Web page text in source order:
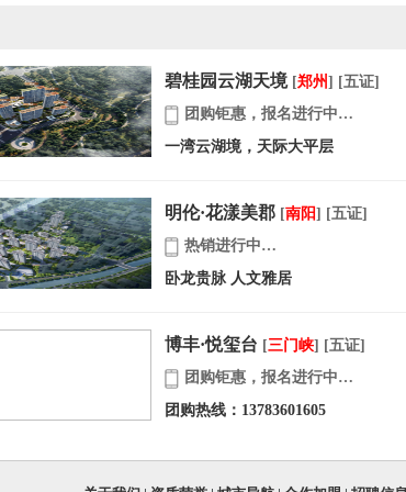
碧桂园云湖天境 [郑州] [五证]
团购钜惠，报名进行中…
一湾云湖境，天际大平层
明伦·花漾美郡 [南阳] [五证]
热销进行中…
卧龙贵脉 人文雅居
博丰·悦玺台 [三门峡] [五证]
团购钜惠，报名进行中…
团购热线：13783601605